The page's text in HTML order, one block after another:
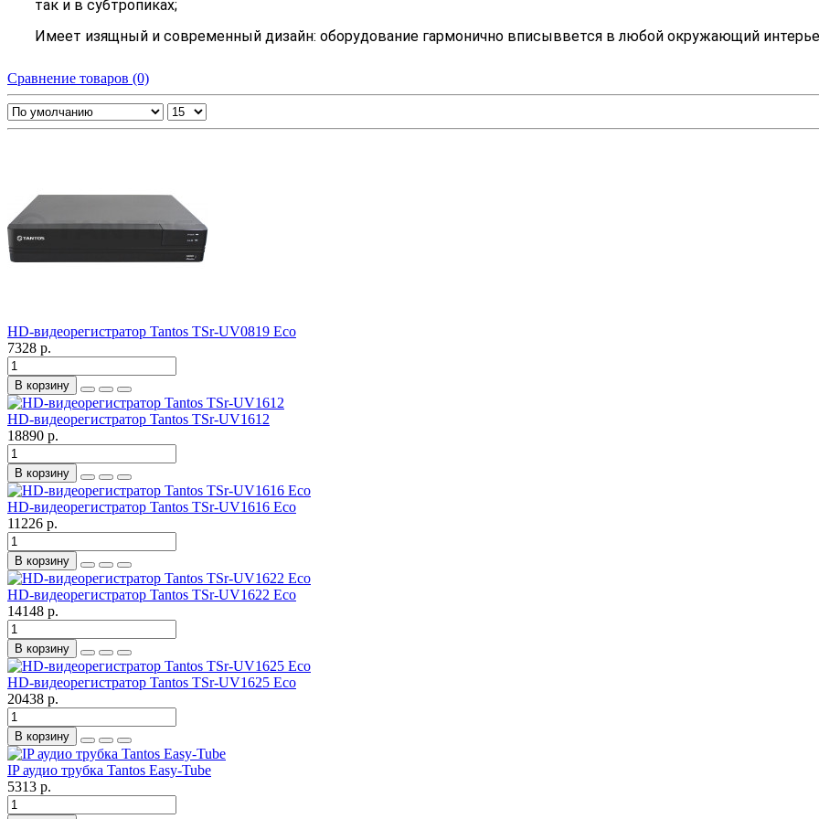
так и в субтропиках;
Имеет изящный и современный дизайн: оборудование гармонично вписыввется в любой окружающий
Сравнение товаров (0)
HD-видеорегистратор Tantos TSr-UV0819 Eco
7328 р.
В корзину
HD-видеорегистратор Tantos TSr-UV1612
18890 р.
В корзину
HD-видеорегистратор Tantos TSr-UV1616 Eco
11226 р.
В корзину
HD-видеорегистратор Tantos TSr-UV1622 Eco
14148 р.
В корзину
HD-видеорегистратор Tantos TSr-UV1625 Eco
20438 р.
В корзину
IP аудио трубка Tantos Easy-Tube
5313 р.